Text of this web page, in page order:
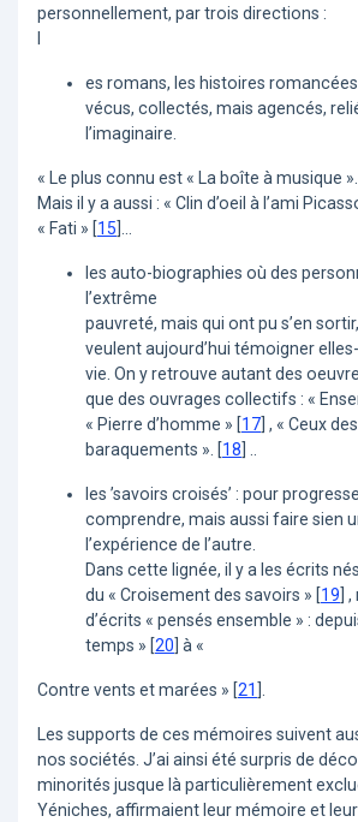
personnellement, par trois directions :
es romans, les histoires
vécus, collectés, mais agencés,
l’imaginaire.
« Le plus connu est « La boîte à musique ».
Mais il y a aussi : « Clin d’oeil à l’ami
« Fati » [15 ...
les auto-biographies où des
l’extrême
pauvreté, mais qui ont pu s’en
veulent aujourd’hui témoigner
vie. On y retrouve autant des
que des ouvrages collectifs : «
« Pierre d’homme » [17 , « Ceux des
baraquements ». [18 ..
les ’savoirs croisés’ : pour
comprendre, mais aussi faire sien
l’expérience de l’autre.
Dans cette lignée, il y a les écrits
du « Croisement des savoirs » [19 ,
d’écrits « pensés ensemble » :
temps » [20 à «
Contre vents et marées » [21 .
Les supports de ces mémoires suivent
nos sociétés. J’ai ainsi été surpris de
minorités jusque là particulièrement
Yéniches, affirmaient leur mémoire et